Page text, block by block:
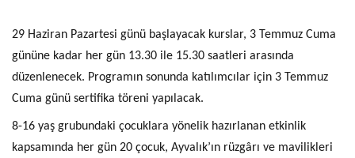
29 Haziran Pazartesi günü başlayacak kurslar, 3 Temmuz Cuma
gününe kadar her gün 13.30 ile 15.30 saatleri arasında
düzenlenecek. Programın sonunda katılımcılar için 3 Temmuz
Cuma günü sertifika töreni yapılacak.
8-16 yaş grubundaki çocuklara yönelik hazırlanan etkinlik
kapsamında her gün 20 çocuk, Ayvalık’ın rüzgârı ve mavilikleri